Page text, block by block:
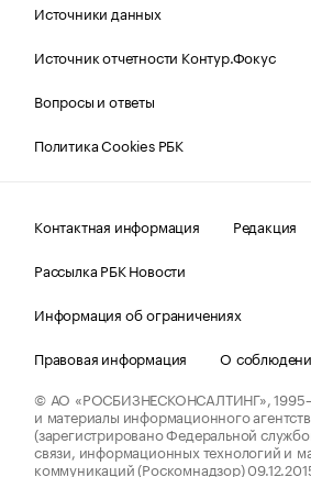
Источники данных
Источник отчетности Контур.Фокус
Вопросы и ответы
Политика Cookies РБК
Контактная информация
Редакция
Рассылка РБК Новости
Информация об ограничениях
Правовая информация
О
© АО «РОСБИЗНЕСКОНСАЛТИНГ»,
и материалы информационного
(зарегистрировано Федеральной
связи, информационных технологий и
коммуникаций (Роскомнадзор)